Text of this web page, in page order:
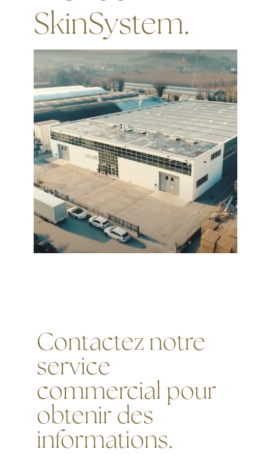
SkinSystem.
Contactez notre
service
commercial pour
obtenir des
informations.